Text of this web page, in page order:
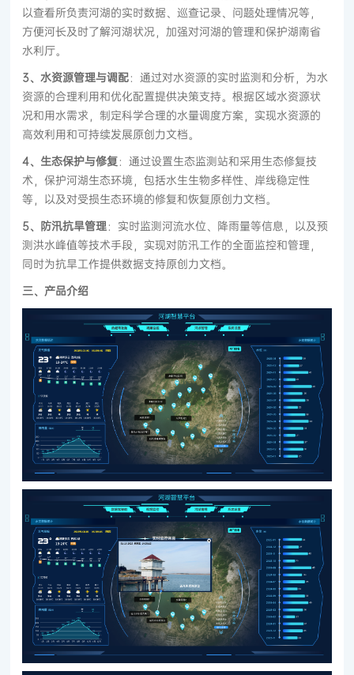
以查看所负责河湖的实时数据、巡查记录、问题处理情况等，
方便河长及时了解河湖状况，加强对河湖的管理和保护湖南省
水利厅。
3、水资源管理与调配：通过对水资源的实时监测和分析，为水
资源的合理利用和优化配置提供决策支持。根据区域水资源状
况和用水需求，制定科学合理的水量调度方案，实现水资源的
高效利用和可持续发展原创力文档。
4、生态保护与修复：通过设置生态监测站和采用生态修复技
术，保护河湖生态环境，包括水生生物多样性、岸线稳定性
等，以及对受损生态环境的修复和恢复原创力文档。
5、防汛抗旱管理：实时监测河流水位、降雨量等信息，以及预
测洪水峰值等技术手段，实现对防汛工作的全面监控和管理，
同时为抗旱工作提供数据支持原创力文档。
三、产品介绍